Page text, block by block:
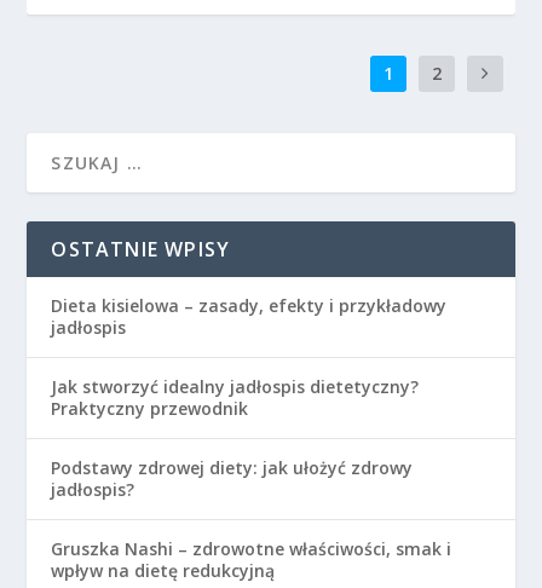
1 2
OSTATNIE WPISY
Dieta kisielowa – zasady, efekty i przykładowy
jadłospis
Jak stworzyć idealny jadłospis dietetyczny?
Praktyczny przewodnik
Podstawy zdrowej diety: jak ułożyć zdrowy
jadłospis?
Gruszka Nashi – zdrowotne właściwości, smak i
wpływ na dietę redukcyjną